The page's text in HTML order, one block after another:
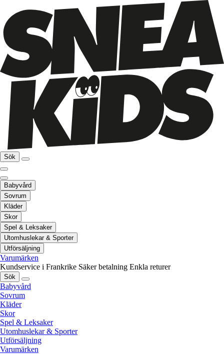
Sök
Babyvård
Sovrum
Kläder
Skor
Spel & Leksaker
Utomhuslekar & Sporter
Utförsäljning
Varumärken
Kundservice i Frankrike Säker betalning Enkla returer
Sök
Babyvård
Sovrum
Kläder
Skor
Spel & Leksaker
Utomhuslekar & Sporter
Utförsäljning
Varumärken